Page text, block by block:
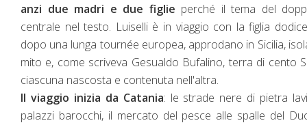
anzi due madri e due figlie perché il tema del
centrale nel testo. Luiselli è in viaggio con la figlia
dopo una lunga tournée europea, approdano in Sicilia,
mito e, come scriveva Gesualdo Bufalino, terra di cento
ciascuna nascosta e contenuta nell'altra.
Il viaggio inizia da Catania: le strade nere di pietra
palazzi barocchi, il mercato del pesce alle spalle del